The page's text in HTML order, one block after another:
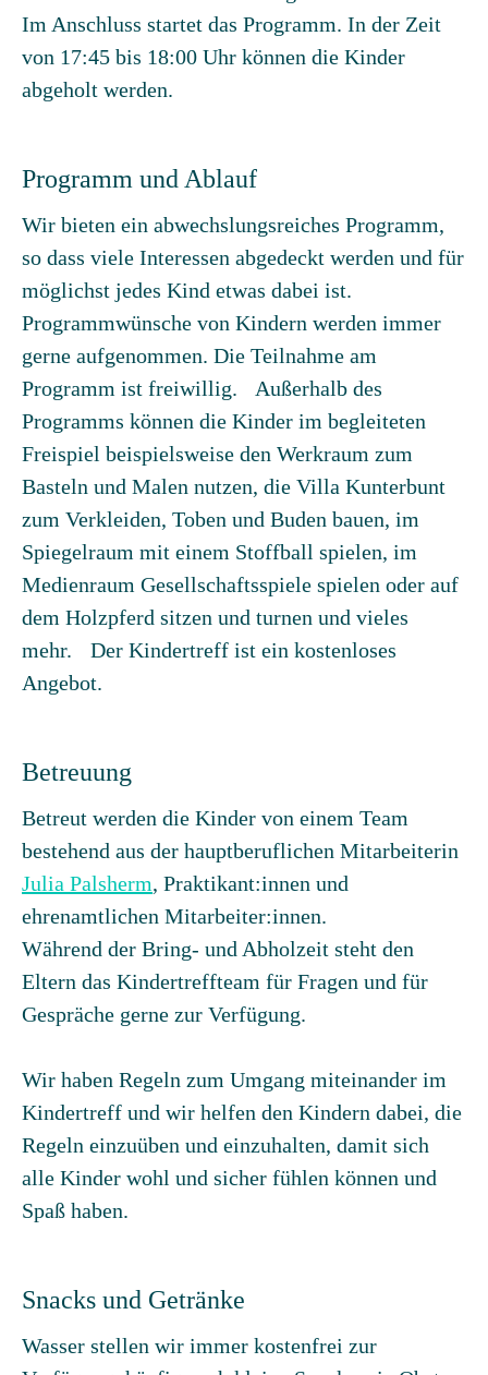
Im Anschluss startet das Programm. In der Zeit
von 17:45 bis 18:00 Uhr können die Kinder
abgeholt werden.
Programm und Ablauf
Wir bieten ein abwechslungsreiches Programm,
so dass viele Interessen abgedeckt werden und für
möglichst jedes Kind etwas dabei ist.
Programmwünsche von Kindern werden immer
gerne aufgenommen. Die Teilnahme am
Programm ist freiwillig. Außerhalb des
Programms können die Kinder im begleiteten
Freispiel beispielsweise den Werkraum zum
Basteln und Malen nutzen, die Villa Kunterbunt
zum Verkleiden, Toben und Buden bauen, im
Spiegelraum mit einem Stoffball spielen, im
Medienraum Gesellschaftsspiele spielen oder auf
dem Holzpferd sitzen und turnen und vieles
mehr. Der Kindertreff ist ein kostenloses
Angebot.
Betreuung
Betreut werden die Kinder von einem Team
bestehend aus der hauptberuflichen Mitarbeiterin
Julia Palsherm, Praktikant:innen und
ehrenamtlichen Mitarbeiter:innen.
Während der Bring- und Abholzeit steht den
Eltern das Kindertreffteam für Fragen und für
Gespräche gerne zur Verfügung.
Wir haben Regeln zum Umgang miteinander im
Kindertreff und wir helfen den Kindern dabei, die
Regeln einzuüben und einzuhalten, damit sich
alle Kinder wohl und sicher fühlen können und
Spaß haben.
Snacks und Getränke
Wasser stellen wir immer kostenfrei zur